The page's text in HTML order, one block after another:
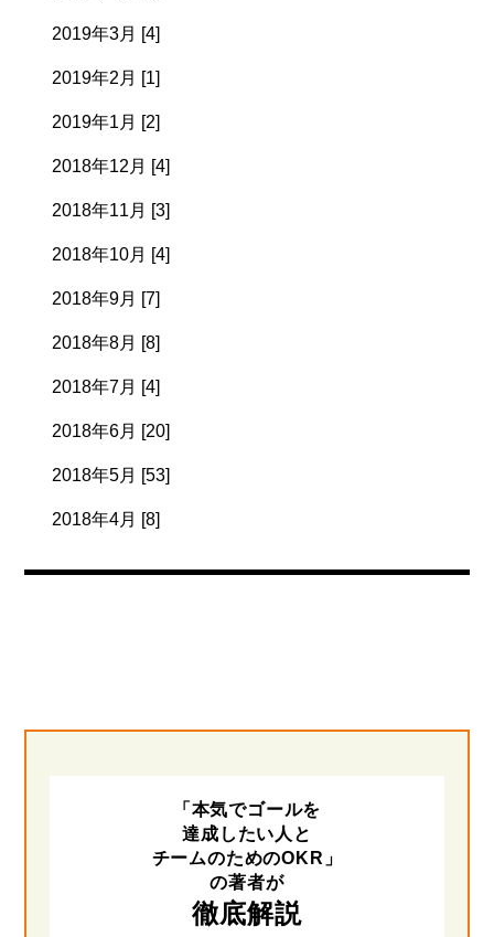
2019年3月 [4]
2019年2月 [1]
2019年1月 [2]
2018年12月 [4]
2018年11月 [3]
2018年10月 [4]
2018年9月 [7]
2018年8月 [8]
2018年7月 [4]
2018年6月 [20]
2018年5月 [53]
2018年4月 [8]
「本気でゴールを
達成したい人と
チームのためのOKR」
の著者が
徹底解説